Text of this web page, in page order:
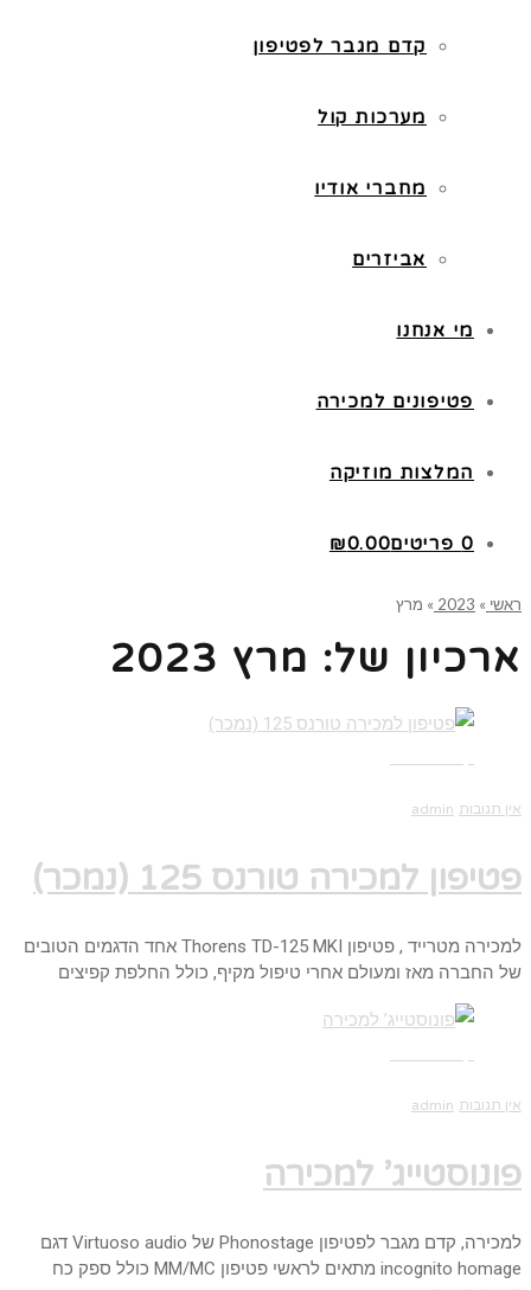
קדם מגבר לפטיפון
מערכות קול
מחברי אודיו
אביזרים
מי אנחנו
פטיפונים למכירה
המלצות מוזיקה
0 פריטים ₪0.00
ראשי »
2023
» מרץ
ארכיון של: מרץ 2023
אין תגובות admin
פטיפון למכירה טורנס 125 (נמכר)
למכירה מטרייד , פטיפון Thorens TD-125 MKI אחד הדגמים הטובים
של החברה מאז ומעולם אחרי טיפול מקיף, כולל החלפת קפיצים
אין תגובות admin
פונוסטייג’ למכירה
למכירה, קדם מגבר לפטיפון Phonostage של Virtuoso audio דגם
incognito homage מתאים לראשי פטיפון MM/MC כולל ספק כח